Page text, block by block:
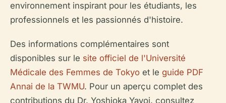
environnement inspirant pour les étudiants, les
professionnels et les passionnés d'histoire.
Des informations complémentaires sont
disponibles sur le site officiel de l'Université
Médicale des Femmes de Tokyo et le guide PDF
Annai de la TWMU. Pour un aperçu complet des
contributions du Dr. Yoshioka Yayoi, consultez